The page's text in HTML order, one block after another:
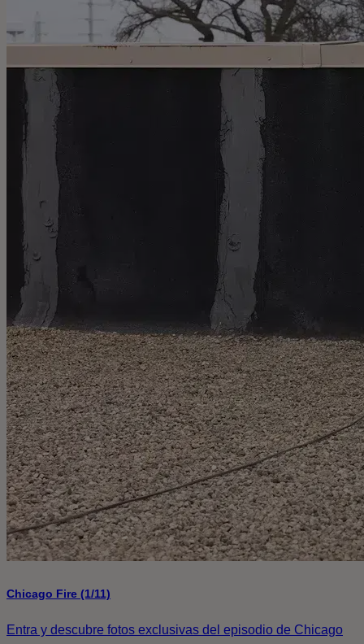
Chicago Fire (1/11)
Entra y descubre fotos exclusivas del episodio de Chicago